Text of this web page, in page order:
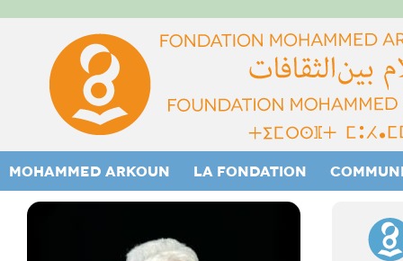
MOHAMMED ARKOUN LA FONDATION